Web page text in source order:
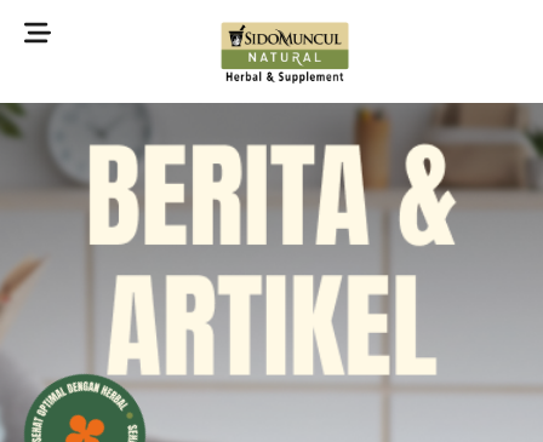
©2022 Sidomuncul Natural All right reserved